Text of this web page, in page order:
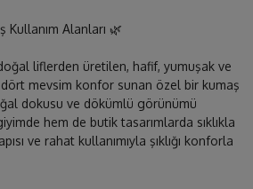
Kullanım Alanları 🌿
liflerden üretilen, hafif, yumuşak ve
dört mevsim konfor sunan özel bir kumaş
dokusu ve dökümlü görünümü
hem de butik tasarımlarda sıklıkla
ve rahat kullanımıyla şıklığı konforla